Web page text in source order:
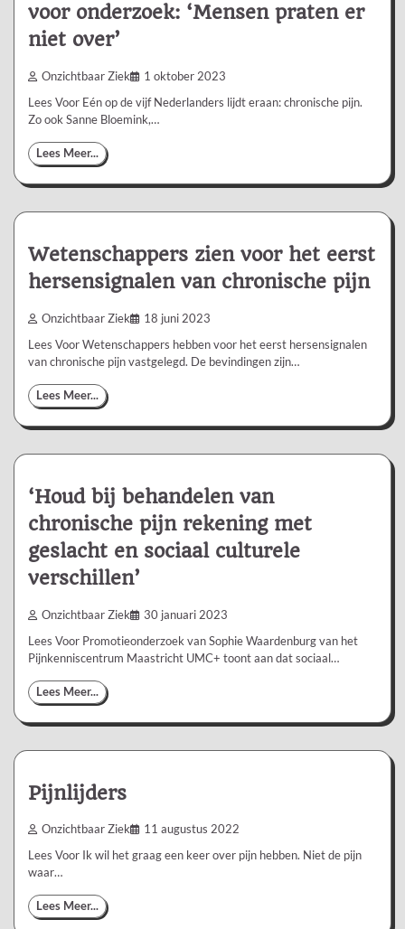
voor onderzoek: ‘Mensen praten er
niet over’
Onzichtbaar Ziek 1 oktober 2023
Lees Voor Eén op de vijf Nederlanders lijdt eraan: chronische pijn.
Zo ook Sanne Bloemink,…
Lees Meer...
Wetenschappers zien voor het eerst
hersensignalen van chronische pijn
Onzichtbaar Ziek 18 juni 2023
Lees Voor Wetenschappers hebben voor het eerst hersensignalen
van chronische pijn vastgelegd. De bevindingen zijn…
Lees Meer...
‘Houd bij behandelen van
chronische pijn rekening met
geslacht en sociaal culturele
verschillen’
Onzichtbaar Ziek 30 januari 2023
Lees Voor Promotieonderzoek van Sophie Waardenburg van het
Pijnkenniscentrum Maastricht UMC+ toont aan dat sociaal…
Lees Meer...
Pijnlijders
Onzichtbaar Ziek 11 augustus 2022
Lees Voor Ik wil het graag een keer over pijn hebben. Niet de pijn
waar…
Lees Meer...